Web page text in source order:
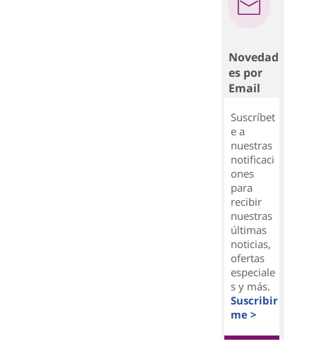
Novedad
es por
Email
Suscríbet
e a
nuestras
notificaci
ones
para
recibir
nuestras
últimas
noticias,
ofertas
especiale
s y más.
Suscribir
me >